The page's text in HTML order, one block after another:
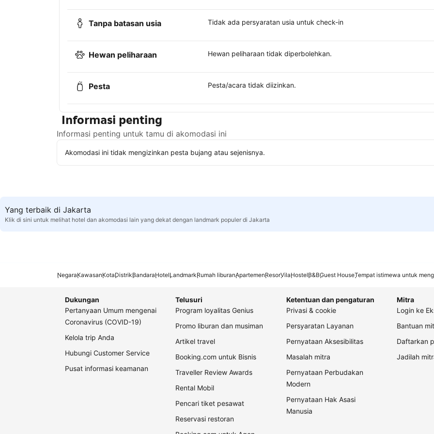
Tanpa batasan usia Tidak ada persyaratan usia untuk check-in
Hewan peliharaan Hewan peliharaan tidak diperbolehkan.
Pesta Pesta/acara tidak diizinkan.
Informasi penting
Informasi penting untuk tamu di akomodasi ini
Akomodasi ini tidak mengizinkan pesta bujang atau sejenisnya.
Yang terbaik di Jakarta
Klik di sini untuk melihat hotel dan akomodasi lain yang dekat dengan landmark populer di Jakarta
NegaraKawasanKotaDistrikBandaraHotelLandmarkRumah liburanApartemenResorVilaHostelB&BGuest HouseTempat istimewa untuk
Dukungan
Pertanyaan Umum mengenai
Coronavirus (COVID-19)
Kelola trip Anda
Hubungi Customer Service
Pusat informasi keamanan
Telusuri
Program loyalitas Genius
Promo liburan dan musiman
Artikel travel
Booking.com untuk Bisnis
Traveller Review Awards
Rental Mobil
Pencari tiket pesawat
Reservasi restoran
Ketentuan dan pengaturan
Privasi & cookie
Persyaratan Layanan
Pernyataan Aksesibilitas
Masalah mitra
Pernyataan Perbudakan
Modern
Pernyataan Hak Asasi
Manusia
Mitra
Login ke
Bantuan
Daftarkan
Jadilah